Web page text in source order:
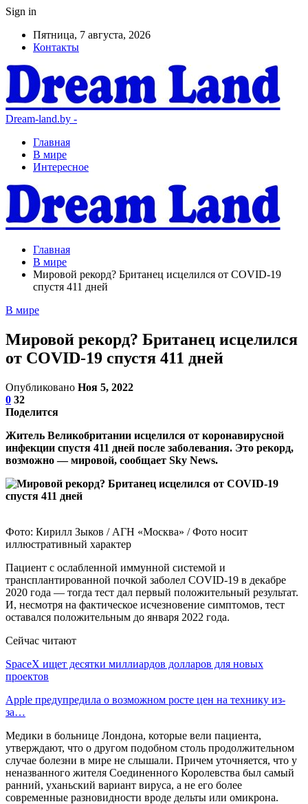
Sign in
Пятница, 7 августа, 2026
Контакты
Dream-land.by -
Главная
В мире
Интересное
Главная
В мире
Мировой рекорд? Британец исцелился от COVID-19
спустя 411 дней
В мире
Мировой рекорд? Британец исцелился
от COVID-19 спустя 411 дней
Опубликовано Ноя 5, 2022
0 32
Поделится
Житель Великобритании исцелился от коронавирусной
инфекции спустя 411 дней после заболевания. Это рекорд,
возможно — мировой, сообщает Sky News.
Фото: Кирилл Зыков / АГН «Москва» / Фото носит
иллюстративный характер
Пациент с ослабленной иммунной системой и
трансплантированной почкой заболел COVID-19 в декабре
2020 года — тогда тест дал первый положительный результат.
И, несмотря на фактическое исчезновение симптомов, тест
оставался положительным до января 2022 года.
Сейчас читают
SpaceX ищет десятки миллиардов долларов для новых
проектов
Apple предупредила о возможном росте цен на технику из-
за…
Медики в больнице Лондона, которые вели пациента,
утверждают, что о другом подобном столь продолжительном
случае болезни в мире не слышали. Причем уточняется, что у
неназванного жителя Соединенного Королевства был самый
ранний, уханьский вариант вируса, а не его более
современные разновидности вроде дельты или омикрона.